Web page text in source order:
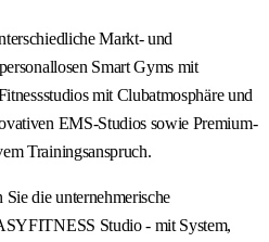
Markt- und
Smart Gyms mit
mit Clubatmosphäre und
EMS-Studios sowie Premium-
Trainingsanspruch.
die unternehmerische
Studio - mit System,